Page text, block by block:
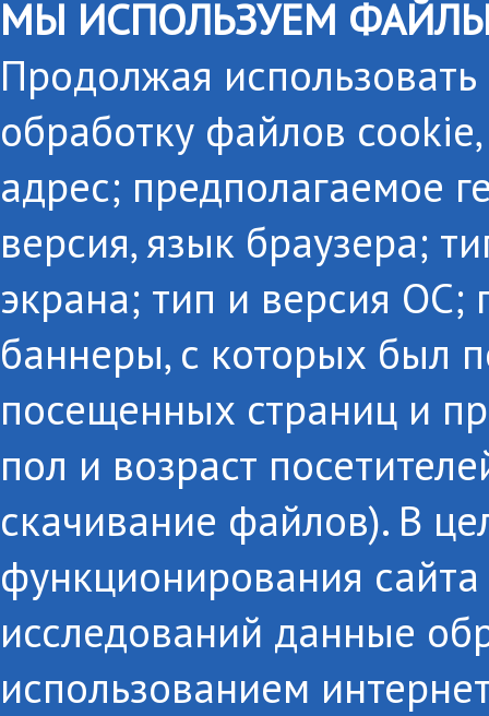
МЫ ИСПОЛЬЗУЕМ ФАЙЛЫ
Продолжая
обработку файлов
адрес; предполагаемое
версия, язык браузера;
экрана; тип и версия
баннеры, с которых был
посещенных страниц и
пол и возраст
скачивание файлов). В
функционирования
исследований данные
использованием